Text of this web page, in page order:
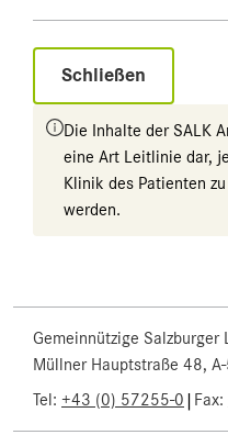
Schließen
Die Inhalte der SALK
eine Art Leitlinie dar,
Klinik des Patienten
werden.
Gemeinnützige
Müllner Hauptstraße 48,
Tel: +43 (0) 57255-0 | Fax: